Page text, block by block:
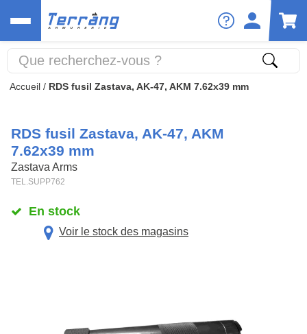
Accueil / RDS fusil Zastava, AK-47, AKM 7.62x39 mm
RDS fusil Zastava, AK-47, AKM
7.62x39 mm
Zastava Arms
TEL.SUPP762
En stock
Voir le stock des magasins